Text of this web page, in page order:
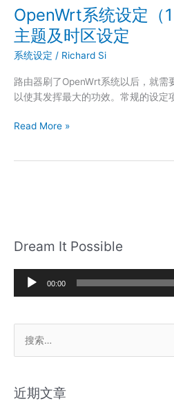
级
定
（2）-
SSH
服
设
定
OpenWrt系统设定（
主题及时区设定
系统设定 / Richard Si
路由器刷了OpenWrt系统以后，就需
以使其发挥最大的功效。常规的设定
OpenWrt
语
时
设
Read More »
Dream It Possible
频
00:00
近期文章